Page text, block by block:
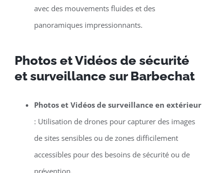
avec des mouvements fluides et des
panoramiques impressionnants.
Photos et Vidéos de sécurité
et surveillance sur Barbechat
Photos et Vidéos de surveillance en extérieur
: Utilisation de drones pour capturer des images
de sites sensibles ou de zones difficilement
accessibles pour des besoins de sécurité ou de